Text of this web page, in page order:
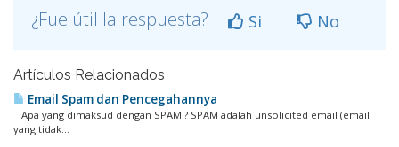
¿Fue útil la respuesta? Si No
Artículos Relacionados
Email Spam dan Pencegahannya
Apa yang dimaksud dengan SPAM ? SPAM adalah unsolicited email (email
yang tidak...